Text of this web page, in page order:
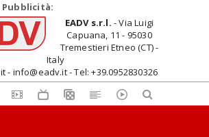
Pubblicità:
EADV s.r.l. - Via Luigi
Capuana, 11 - 95030
Tremestieri Etneo (CT) -
Italy
- info@eadv.it - Tel: +39.0952830326